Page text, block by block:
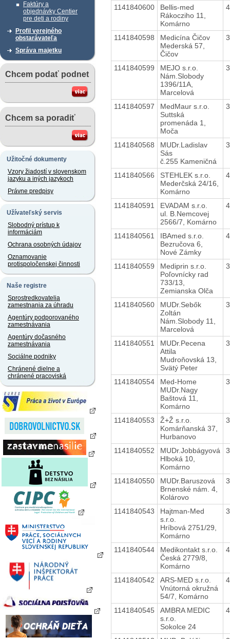
Faktúry a
objednávky Centier
pre deti a rodiny
Profil verejného
obstarávateľa
Správa majetku
Chcem podať podnet
Chcem sa poradiť
Užitočné dokumenty
Vzory žiadostí v slovenskom
jazyku a iných jazykoch
Právne predpisy
Užívateľský servis
Slobodný prístup k
informáciám
Ochrana osobných údajov
Oznamovanie
protispoločenskej činnosti
Naše registre
Sprostredkovatelia
zamestnania za úhradu
Agentúry podporovaného
zamestnávania
Agentúry dočasného
zamestnávania
Sociálne podniky
Chránené dielne a
chránené pracoviská
1141840600
Bellis-med
Rákocziho 11,
Komárno
1141840598
Medicína Čičov
Mederská 57,
Čičov
1141840599
MEJO s.r.o.
Nám.Slobody
1396/11A,
Marcelová
1141840597
MedMaur s.r.o.
Suttská
promenáda 1,
Moča
1141840568
MUDr.Ladislav
Sás
č.255 Kameničná
1141840566
STEHLEK s.r.o.
Mederčská 24/16,
Komárno
1141840591
EVADAM s.r.o.
ul. B.Nemcovej
2566/7, Komárno
1141840561
IBAmed s.r.o.
Bezručova 6,
Nové Zámky
1141840559
Mediprin s.r.o.
Poľovnícky rad
733/13,
Zemianska Olča
1141840560
MUDr.Sebők
Zoltán
Nám.Slobody 11,
Marcelová
1141840551
MUDr.Pecena
Attila
Mudroňovská 13,
Svätý Peter
1141840554
Med-Home
MUDr.Nagy
Baštová 11,
Komárno
1141840553
Ž+Ž s.r.o.
Komárňanská 37,
Hurbanovo
1141840552
MUDr.Jobbágyová
Hlboká 10,
Komárno
1141840550
MUDr.Baruszová
Brnenské nám. 4,
Kolárovo
1141840543
Hajtman-Med
s.r.o.
Hríbová 2751/29,
Komárno
1141840544
Medikontakt s.r.o.
Česká 2779/8,
Komárno
1141840542
ARS-MED s.r.o.
Vnútorná okružná
54/7, Komárno
1141840545
AMBRA MEDIC
s.r.o.
Sokolce 24